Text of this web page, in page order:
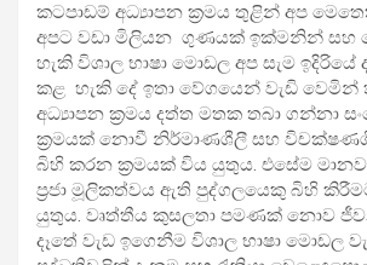
කටපාඩම් අධ්‍යාපන ක්‍රමය තුළින් අප
අපට වඩා මිලියන ගුණයක් ඉක්මනින් සහ
හැකි විශාල භාෂා මොඩල අප සැම ඉදිරියේ
කළ හැකි දේ ඉතා වේගයෙන් වැඩි වෙමින්
අධ්‍යාපන ක්‍රමය දත්ත මතක තබා ගන්නා
ක්‍රමයක් නොවී නිර්මාණශීලී සහ
බිහි කරන ක්‍රමයක් විය යුතුය. එසේම
ප්‍රජා මූලිකත්වය ඇති පුද්ගලයෙකු බිහි
යුතුය. වෘත්තීය කුසලතා පමණක් නොව
දෑතේ වැඩ ඉගෙනීම විශාල භාෂා මොඩල